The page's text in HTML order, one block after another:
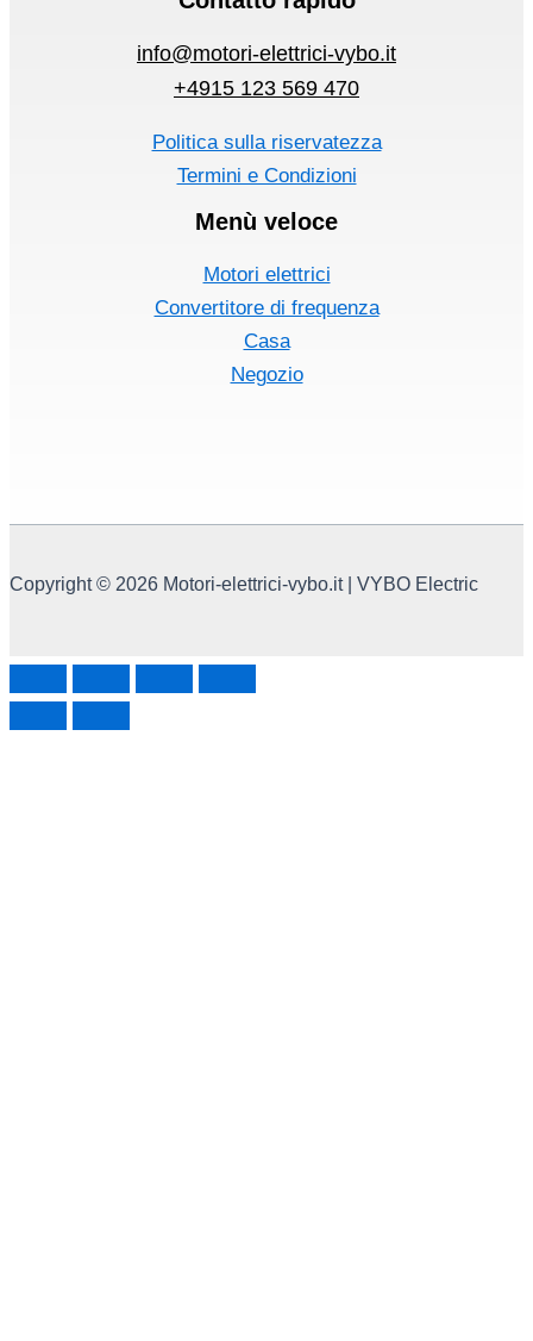
info@motori-elettrici-vybo.it
+4915 123 569 470
Politica sulla riservatezza
Termini e Condizioni
Menù veloce
Motori elettrici
Convertitore di frequenza
Casa
Negozio
Copyright © 2026 Motori-elettrici-vybo.it | VYBO Electric